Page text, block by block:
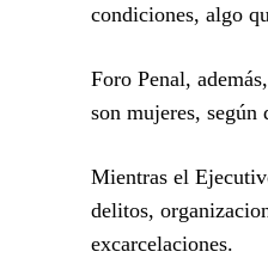
condiciones, algo
Foro Penal,
son mujeres, según
Mientras el
delitos,
excarcelaciones.